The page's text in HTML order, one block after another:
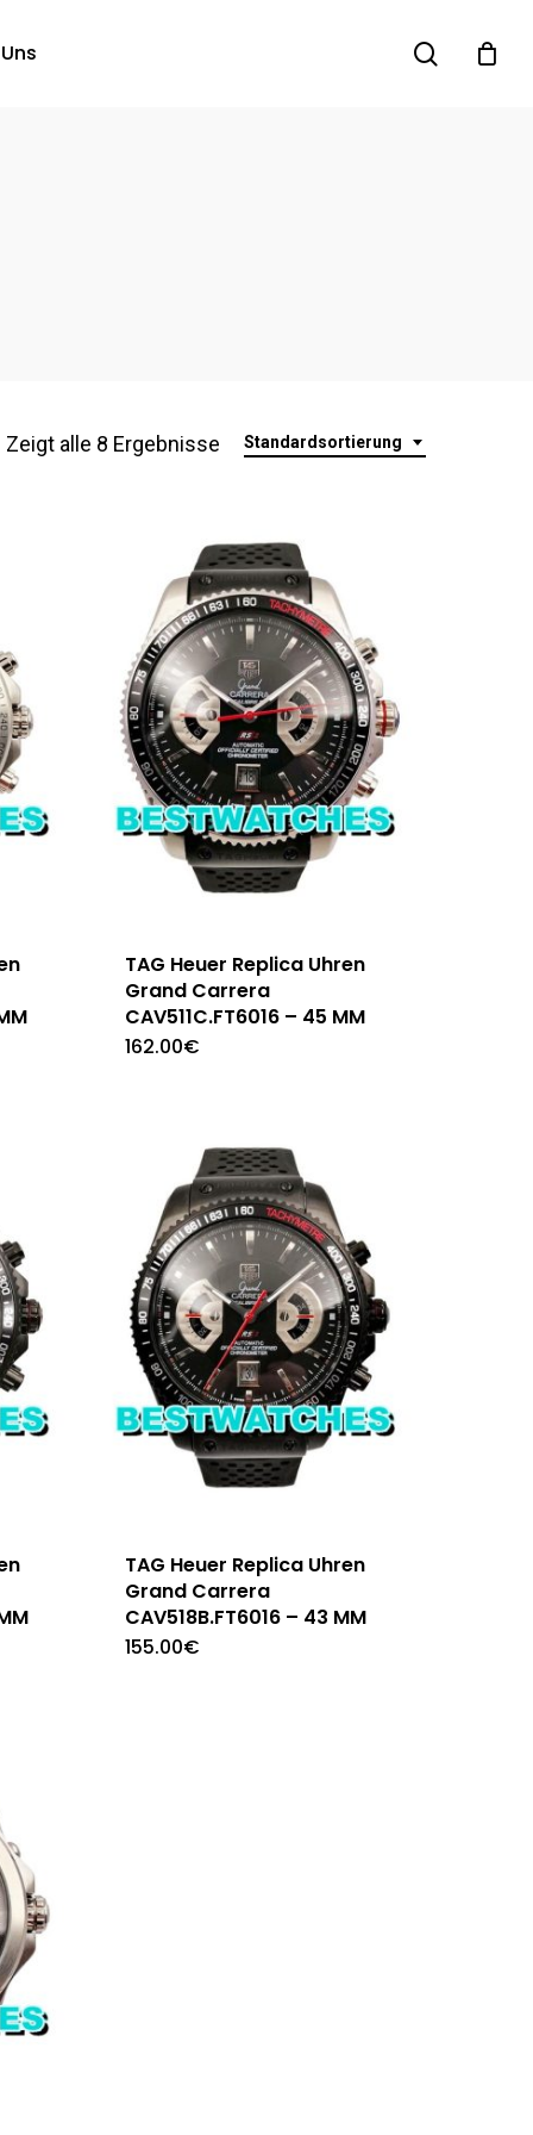
search
Standardsortierung
Zeigt alle 8 Ergebnisse
TAG Heuer Replica Uhren
Grand Carrera
CAV511C.FT6016 – 45 MM
162.00€
TAG Heuer Replica Uhren
Grand Carrera
CAV518B.FT6016 – 43 MM
155.00€